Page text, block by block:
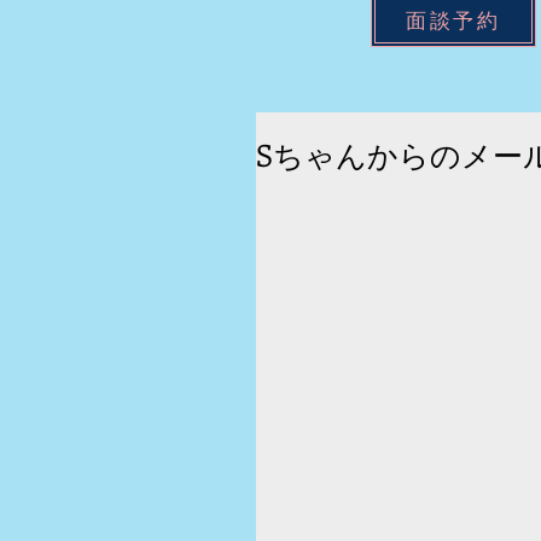
面談予約
Sちゃんからのメー